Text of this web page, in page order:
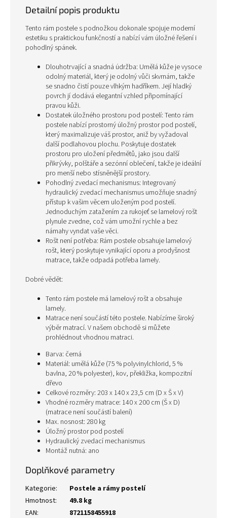
Detailní popis produktu
Tento rám postele s podnožkou dokonale spojuje moderní
estetiku s praktickou funkčností a nabízí vám úložné řešení i
pohodlný spánek.
Dlouhotrvající a snadná údržba: Umělá kůže je vysoce
odolný materiál, který je odolný vůči skvrnám, takže
se snadno čistí pouze vlhkým hadříkem. Její hladký
povrch jí dodává elegantní vzhled připomínající
pravou kůži.
Dostatek úložného prostoru pod postelí: Tento rám
postele nabízí prostorný úložný prostor pod postelí,
který maximalizuje váš prostor, aniž by vyžadoval
další podlahovou plochu. Poskytuje dostatek
prostoru pro uložení předmětů, jako jsou další
přikrývky, polštáře a sezónní oblečení, takže je ideální
pro menší nebo stísněnější prostory.
Pohodlný zvedací mechanismus: Integrovaný
hydraulický zvedací mechanismus umožňuje snadný
přístup k vašim věcem uloženým pod postelí.
Jednoduchým zatažením za rukojeť se lamelový rošt
plynule zvedne, což vám umožní rychle a bez
námahy vyndat vaše věci.
Rošt není potřeba: Rám postele obsahuje lamelový
rošt, který poskytuje vynikající oporu a prodyšnost
matrace, takže odpadá potřeba lamely.
Dobré vědět:
Tento rám postele má lamelový rošt a obsahuje
lamely.
Matrace není součástí této postele. Nabízíme široký
výběr matrací. V našem obchodě si můžete
prohlédnout vhodnou matraci.
Barva: černá
Materiál: umělá kůže (75 % polyvinylchlorid, 5 %
bavlna, 20 % polyester), kov, překližka, kompozitní
dřevo
Celkové rozměry: 203 x 140 x 23,5 cm (D x Š x V)
Vhodné rozměry matrace: 140 x 200 cm (Š x D)
(matrace není součástí balení)
Max. nosnost: 280 kg
Úložný prostor pod postelí
Hydraulický zvedací mechanismus
Montáž nutná: ano
Doplňkové parametry
Kategorie:
Postele a rámy postelí
Hmotnost:
49.8 kg
EAN: 8721158455918